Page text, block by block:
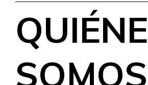
SOMOS